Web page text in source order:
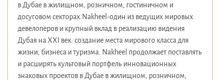
в Дубае в жилищном, розничном, гостиничном и
досуговом секторах.Nakheel-один из ведущих мировых
девелоперов и крупный вклад в реализацию видения
Дубая на XXI век: создание места мирового класса для
жизни, бизнеса и туризма. Nakheel продолжает поставлять
и расширять культовый портфель инновационных
знаковых проектов в Дубае в жилищном, розничном,